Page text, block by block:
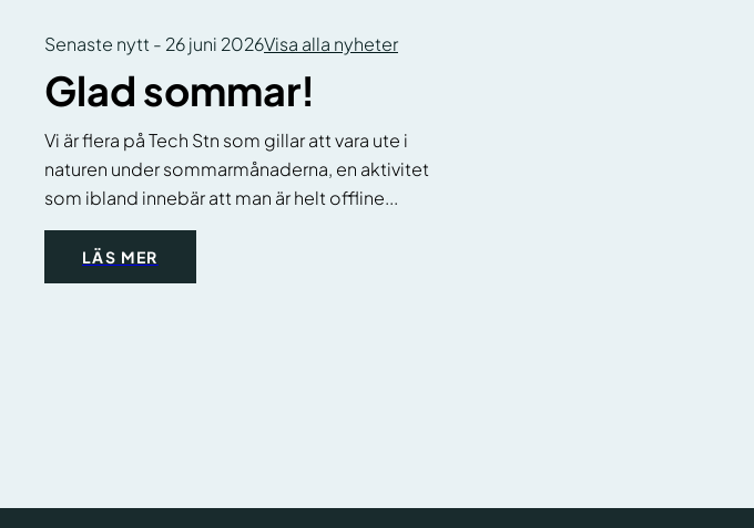
Senaste nytt - 26 juni 2026Visa alla nyheter
Glad sommar!
Vi är flera på Tech Stn som gillar att vara ute i
naturen under sommarmånaderna, en aktivitet
som ibland innebär att man är helt offline...
LÄS MER